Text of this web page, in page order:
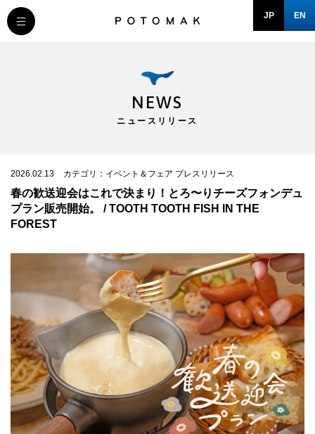
JP EN
COMPANY
DOMAIN
NEWS
CLOSE
NEWS
ニュースリリース
2026.02.13 カテゴリ：イベント＆フェア プレスリリース
春の歓送迎会はこれで決まり！とろ〜りチーズフォンデュ
プラン販売開始。 / TOOTH TOOTH FISH IN THE
FOREST